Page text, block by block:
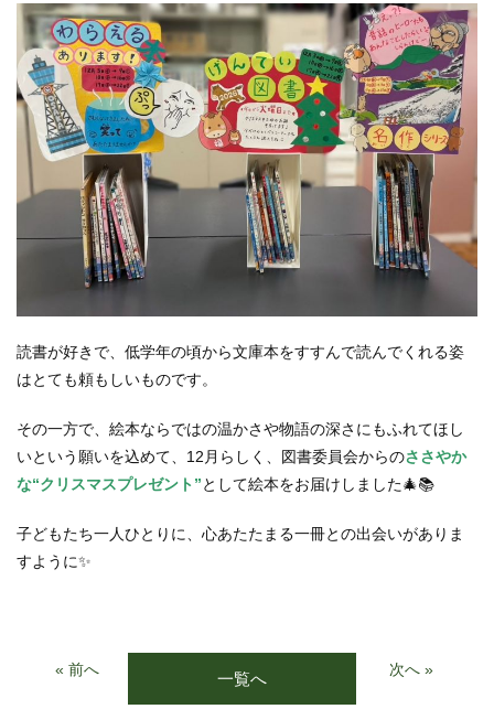
読書が好きで、低学年の頃から文庫本をすすんで読んでくれる姿
はとても頼もしいものです。
その一方で、絵本ならではの温かさや物語の深さにもふれてほし
いという願いを込めて、12月らしく、図書委員会からのささやか
な“クリスマスプレゼント”として絵本をお届けしました🎄📚
子どもたち一人ひとりに、心あたたまる一冊との出会いがありま
すように✨
« 前へ 一覧へ 次へ »